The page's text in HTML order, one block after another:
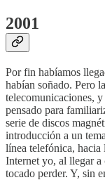
2001
Por fin habíamos
habían soñado. Pero
telecomunicaciones,
pensado para
serie de discos
introducción a un
línea telefónica, hacia
Internet yo, al llegar a
tocado perder. Y, sin